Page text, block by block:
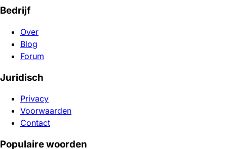
Bedrijf
Over
Blog
Forum
Juridisch
Privacy
Voorwaarden
Contact
Populaire woorden